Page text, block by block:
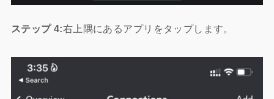
ステップ 4:右上隅にあるアプリをタップします。